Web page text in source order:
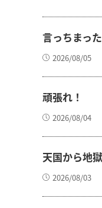
言っちまった
2026/08/05
頑張れ！
2026/08/04
天国から地獄
2026/08/03